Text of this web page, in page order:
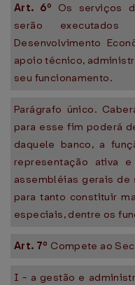
Art. 6º Os serviços
serão
Desenvolvimento
apoio técnico,
seu funcionamento.
Parágrafo único.
para esse fim poderá
daquele banco, a
representação ativa
assembléias gerais
para tanto constituir
especiais, dentre os
Art. 7º Compete ao
I - a gestão e